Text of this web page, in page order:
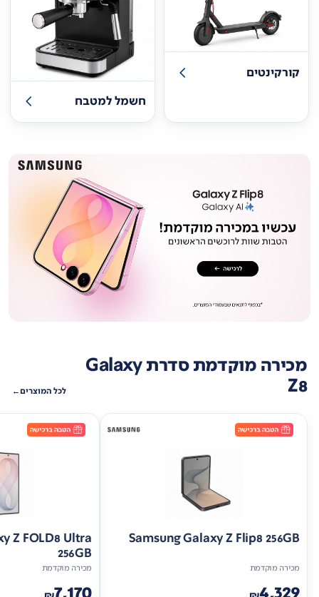
קורקינטים
חשמל למטבח
מכירה מוקדמת סדרת Galaxy
Z8 לכל המוצרים
Samsung Galaxy Z Flip8 256GB
מכירה מוקדמת
Z FOLD8 Ultra
256GB
מכירה מוקדמת